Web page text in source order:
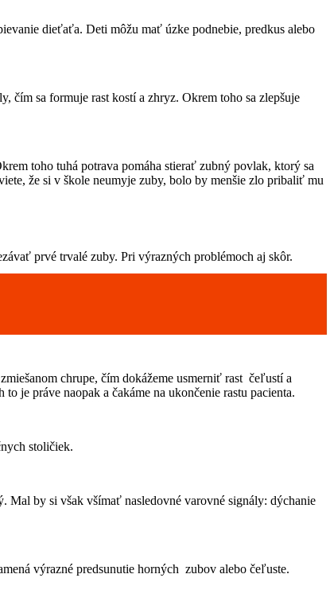
dieťaťa. Deti môžu mať úzke podnebie, predkus alebo
čím sa formuje rast kostí a zhryz. Okrem toho sa zlepšuje
toho tuhá potrava pomáha stierať zubný povlak, ktorý sa
že si v škole neumyje zuby, bolo by menšie zlo pribaliť mu
prvé trvalé zuby. Pri výrazných problémoch aj skôr.
chrupe, čím dokážeme usmerniť rast čeľustí a
je práve naopak a čakáme na ukončenie rastu pacienta.
stoličiek.
Mal by si však všímať nasledovné varovné signály: dýchanie
výrazné predsunutie horných zubov alebo čeľuste.